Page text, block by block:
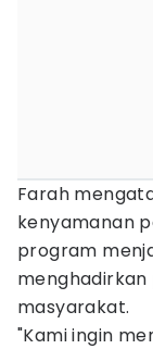
Farah
kenyamanan
program
masyarakat.
"Kami ingin